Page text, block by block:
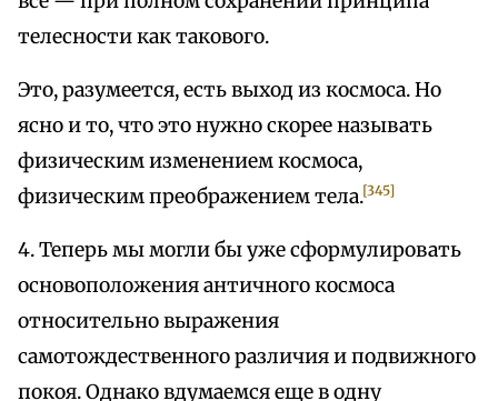
телесности как такового.
Это, разумеется, есть выход из космоса. Но
ясно и то, что это нужно скорее называть
физическим изменением космоса,
физическим преображением тела.[345]
4. Теперь мы могли бы уже сформулировать
основоположения античного космоса
относительно выражения
самотождественного различия и подвижного
покоя. Однако вдумаемся еще в одну